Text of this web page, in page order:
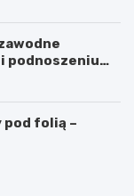
podnoszeniu
pod folią –